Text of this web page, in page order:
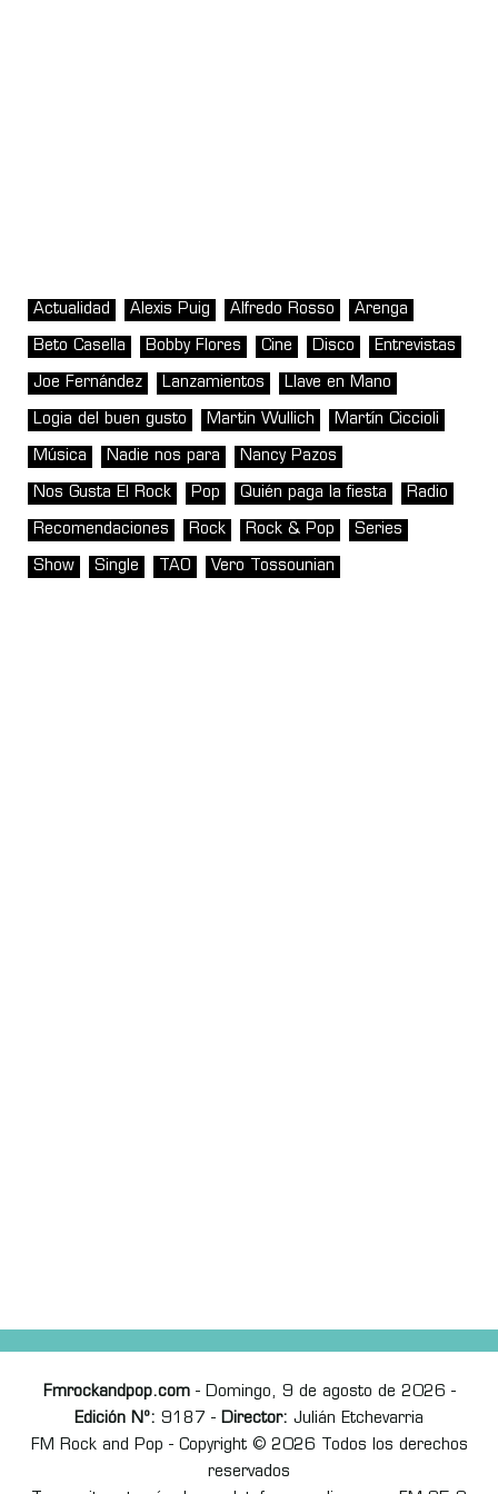
Actualidad Alexis Puig Alfredo Rosso Arenga
Beto Casella Bobby Flores Cine Disco Entrevistas
Joe Fernández Lanzamientos Llave en Mano
Logia del buen gusto Martin Wullich Martín Ciccioli
Música Nadie nos para Nancy Pazos
Nos Gusta El Rock Pop Quién paga la fiesta Radio
Recomendaciones Rock Rock & Pop Series
Show Single TAO Vero Tossounian
Fmrockandpop.com- Domingo, 9 de agosto de 2026 -
Edición Nº: 9187 - Director: Julián Etchevarria
FM Rock and Pop - Copyright © 2026 Todos los derechos
reservados